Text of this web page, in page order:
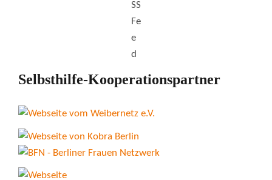
Selbsthilfe-Kooperationspartner